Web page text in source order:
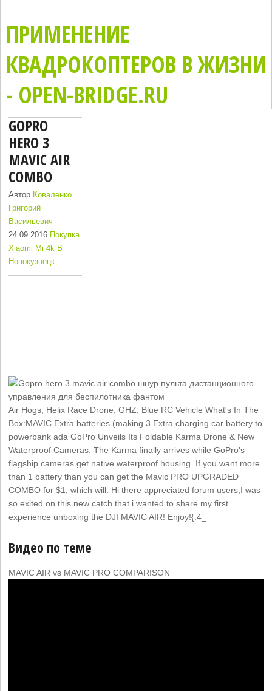
ПРИМЕНЕНИЕ
КВАДРОКОПТЕРОВ В ЖИЗНИ
- OPEN-BRIDGE.RU
GOPRO
HERO 3
MAVIC AIR
COMBO
Автор Коваленко
Григорий
Васильевич
24.09.2016 Покупка
Xiaomi Mi 4k В
Новокузнецк
Air Hogs, Helix Race Drone, GHZ, Blue RC Vehicle What's In The
Box:MAVIC Extra batteries (making 3 Extra charging car battery to
powerbank ada GoPro Unveils Its Foldable Karma Drone & New
Waterproof Cameras: The Karma finally arrives while GoPro's
flagship cameras get native waterproof housing. If you want more
than 1 battery than you can get the Mavic PRO UPGRADED
COMBO for $1, which will. Hi there appreciated forum users,I was
so exited on this new catch that i wanted to share my first
experience unboxing the DJI MAVIC AIR! Enjoy!{:4_
Видео по теме
MAVIC AIR vs MAVIC PRO COMPARISON